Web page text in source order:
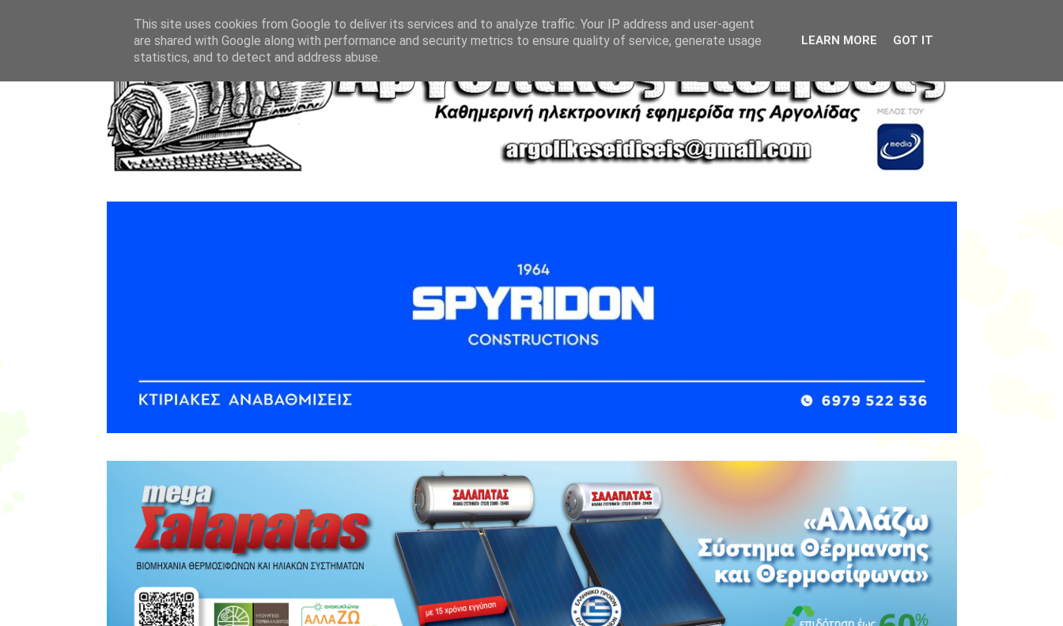
This site uses cookies from Google to deliver its services and to analyze traffic. Your IP address and user-agent
are shared with Google along with performance and security metrics to ensure quality of service, generate usage
statistics, and to detect and address abuse.
LEARN MORE GOT IT